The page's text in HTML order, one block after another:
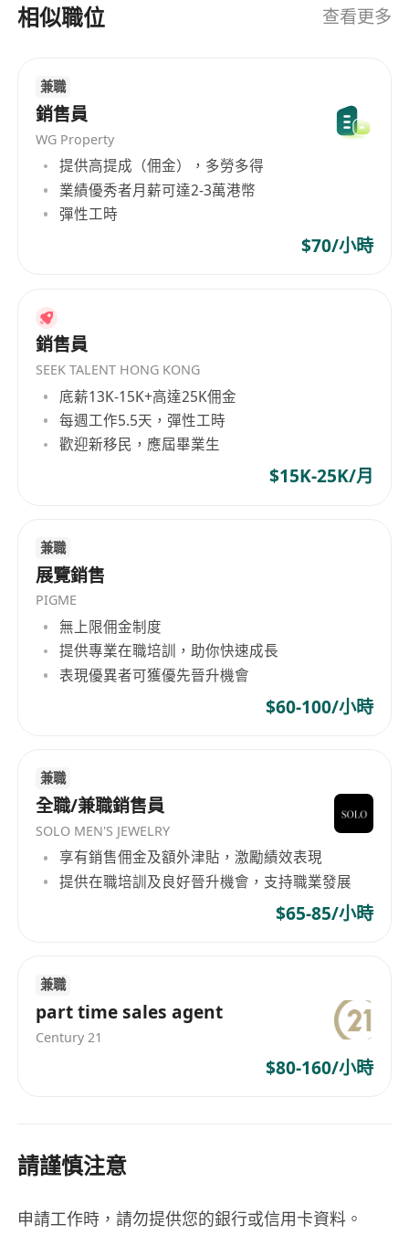
話形式進行，時間非常彈性。
工作環境，讓員工能盡展所長和創意，共同推動集
團締造佳績。
作為平等機會僱主，我們擁抱多元與共融的文化，
歡迎來自不同領域的優良人才加入。所有收集的個
人資料將嚴格保密，並僅由獲授權人員用於長江和
記集團內部與招聘相關之用途。未獲受聘者的個人
資料將根據《香港個人資料（私隱）條例》的規
相似職位 查看更多
兼職
銷售員
WG Property
提供高提成（佣金），多勞多得
業績優秀者月薪可達2-3萬港幣
彈性工時
$70/小時
銷售員
SEEK TALENT HONG KONG
底薪13K-15K+高達25K佣金
每週工作5.5天，彈性工時
歡迎新移民，應屆畢業生
$15K-25K/月
兼職
展覽銷售
PIGME
無上限佣金制度
提供專業在職培訓，助你快速成長
表現優異者可獲優先晉升機會
$60-100/小時
兼職
全職/兼職銷售員
SOLO MEN'S JEWELRY
享有銷售佣金及額外津貼，激勵績效表現
提供在職培訓及良好晉升機會，支持職業發展
$65-85/小時
兼職
part time sales agent
Century 21
$80-160/小時
請謹慎注意
申請工作時，請勿提供您的銀行或信用卡資料。